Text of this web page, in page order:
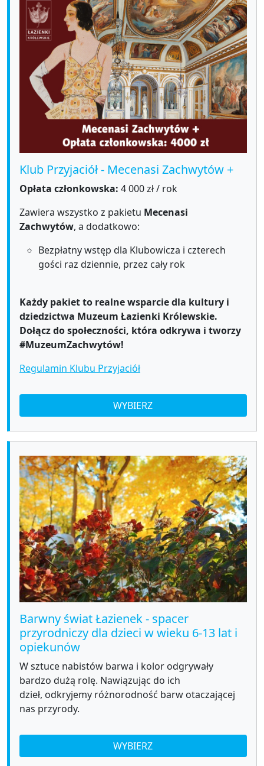
Klub Przyjaciół - Mecenasi Zachwytów +
Opłata członkowska: 4 000 zł / rok
Zawiera wszystko z pakietu Mecenasi
Zachwytów, a dodatkowo:
Bezpłatny wstęp dla Klubowicza i czterech
gości raz dziennie, przez cały rok
Każdy pakiet to realne wsparcie dla kultury i
dziedzictwa Muzeum Łazienki Królewskie.
Dołącz do społeczności, która odkrywa i tworzy
#MuzeumZachwytów!
Regulamin Klubu Przyjaciół
WYBIERZ
Barwny świat Łazienek - spacer
przyrodniczy dla dzieci w wieku 6-13 lat i
opiekunów
W sztuce nabistów barwa i kolor odgrywały
bardzo dużą rolę. Nawiązując do ich
dzieł, odkryjemy różnorodność barw otaczającej
nas przyrody.
WYBIERZ